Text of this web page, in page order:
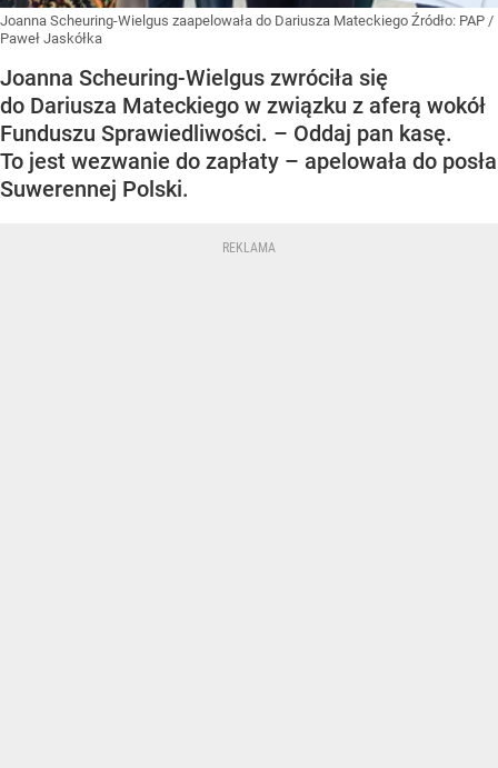
Joanna Scheuring-Wielgus zaapelowała do Dariusza Mateckiego Źródło: PAP /
Paweł Jaskółka
Joanna Scheuring-Wielgus zwróciła się
do Dariusza Mateckiego w związku z aferą wokół
Funduszu Sprawiedliwości. – Oddaj pan kasę.
To jest wezwanie do zapłaty – apelowała do posła
Suwerennej Polski.